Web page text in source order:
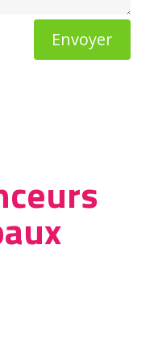
Envoyer